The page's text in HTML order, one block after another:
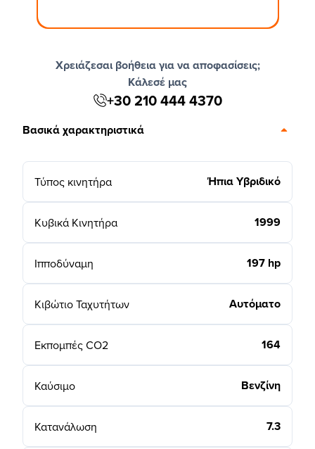
Χρειάζεσαι βοήθεια για να αποφασίσεις;
Κάλεσέ μας
+30 210 444 4370
Βασικά χαρακτηριστικά
Τύπος κινητήρα Ήπια Υβριδικό
Κυβικά Κινητήρα 1999
Ιπποδύναμη 197 hp
Κιβώτιο Ταχυτήτων Αυτόματο
Εκπομπές CO2 164
Καύσιμο Βενζίνη
Κατανάλωση 7.3